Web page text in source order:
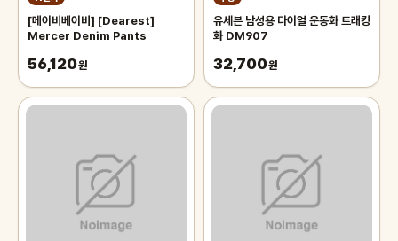
[메이비베이비] [Dearest]
Mercer Denim Pants
56,120원
유세븐 남성용 다이얼 운동화 트래킹
화 DM907
32,700원